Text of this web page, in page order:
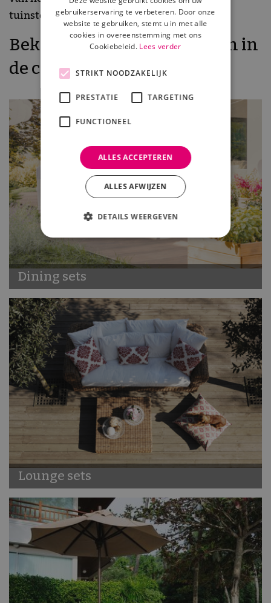
tuinstoelen van TuinWereld Dordrecht!
Bekijk meer productgroepen in
de categorie Tuinmeubelen
Dining sets
Lounge sets
gebruikerservaring te verbeteren. Door onze
website te gebruiken, stemt u in met alle
cookies in overeenstemming met ons
Cookiebeleid. Lees verder
STRIKT NOODZAKELIJK
PRESTATIE TARGETING
FUNCTIONEEL
ALLES ACCEPTEREN
ALLES AFWIJZEN
DETAILS WEERGEVEN